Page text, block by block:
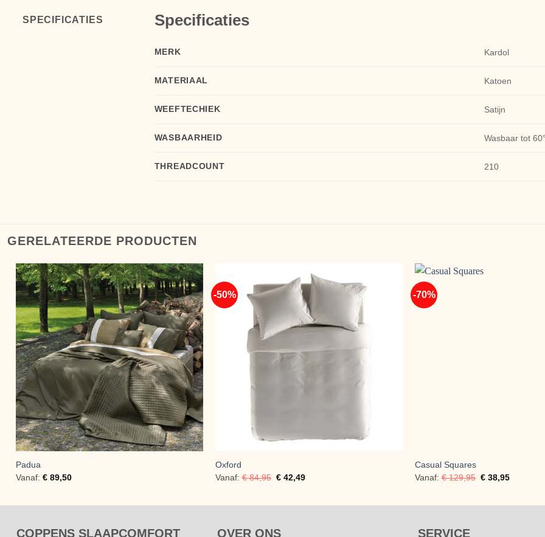
SPECIFICATIES Specificaties
MERK Kardol
MATERIAAL Katoen
WEEFTECHIEK Satijn
WASBAARHEID Wasbaar tot
THREADCOUNT 210
GERELATEERDE PRODUCTEN
Padua
Vanaf: €89,50
-50%
Oxford
Vanaf:€84,95 €42,49
-70%
Casual Squares
Vanaf:€129,95 € 38,95
COPPENS SLAAPCOMFORT OVER ONS SERVICE